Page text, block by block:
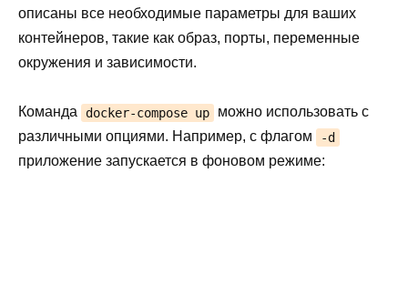
описаны все необходимые параметры для ваших
контейнеров, такие как образ, порты, переменные
окружения и зависимости.
Команда docker-compose up
можно использовать с
различными опциями. Например, с флагом
-d
приложение запускается в фоновом режиме: